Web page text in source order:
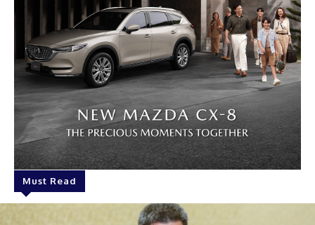
Must Read